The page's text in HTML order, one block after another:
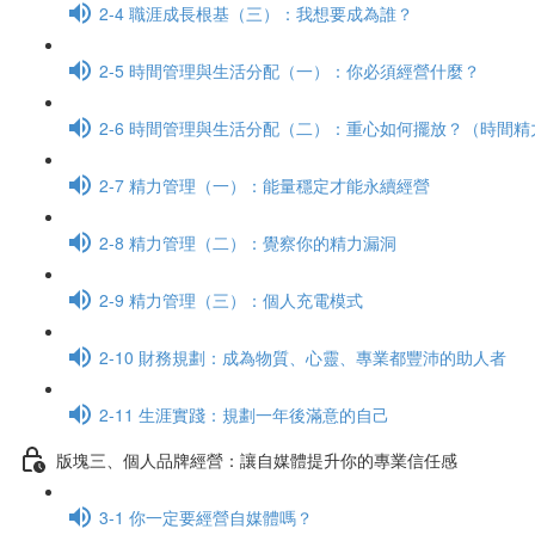
2-4 職涯成長根基（三）：我想要成為誰？
2-5 時間管理與生活分配（一）：你必須經營什麼？
2-6 時間管理與生活分配（二）：重心如何擺放？（時間精
2-7 精力管理（一）：能量穩定才能永續經營
2-8 精力管理（二）：覺察你的精力漏洞
2-9 精力管理（三）：個人充電模式
2-10 財務規劃：成為物質、心靈、專業都豐沛的助人者
2-11 生涯實踐：規劃一年後滿意的自己
版塊三、個人品牌經營：讓自媒體提升你的專業信任感
3-1 你一定要經營自媒體嗎？